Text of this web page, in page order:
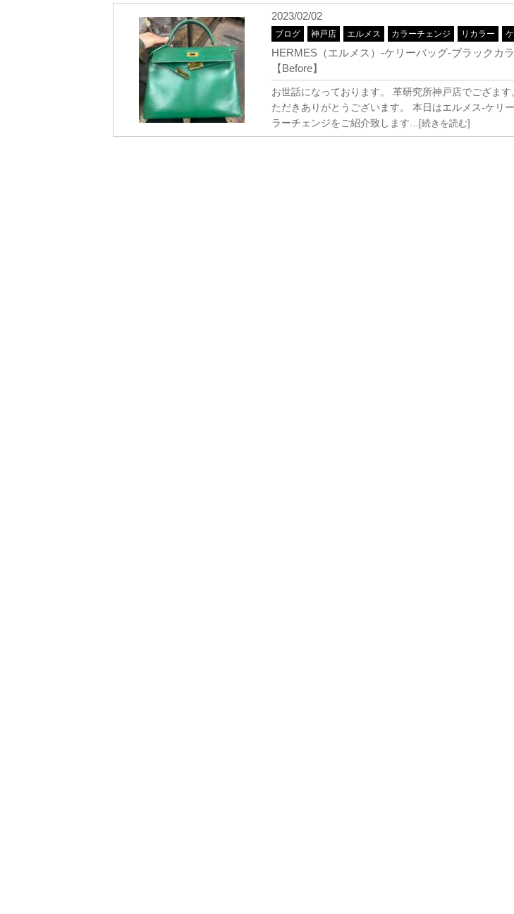
2023/02/02
ブログ 神戸店 エルメス カラーチェンジ リカラー
HERMES（エルメス）-ケリーバッグ-ブラックカ
【Before】
お世話になっております。 革研究所神戸店でござま
ただきありがとうございます。 本日はエルメス-ケリ
ラーチェンジをご紹介致します…[続きを読む]